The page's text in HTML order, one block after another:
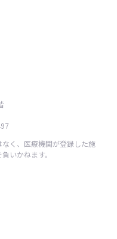
く、医療機関が登録した施
いかねます。